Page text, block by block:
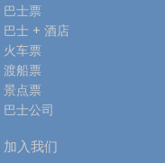
巴士票
巴士 + 酒店
火车票
渡船票
景点票
巴士公司
加入我们